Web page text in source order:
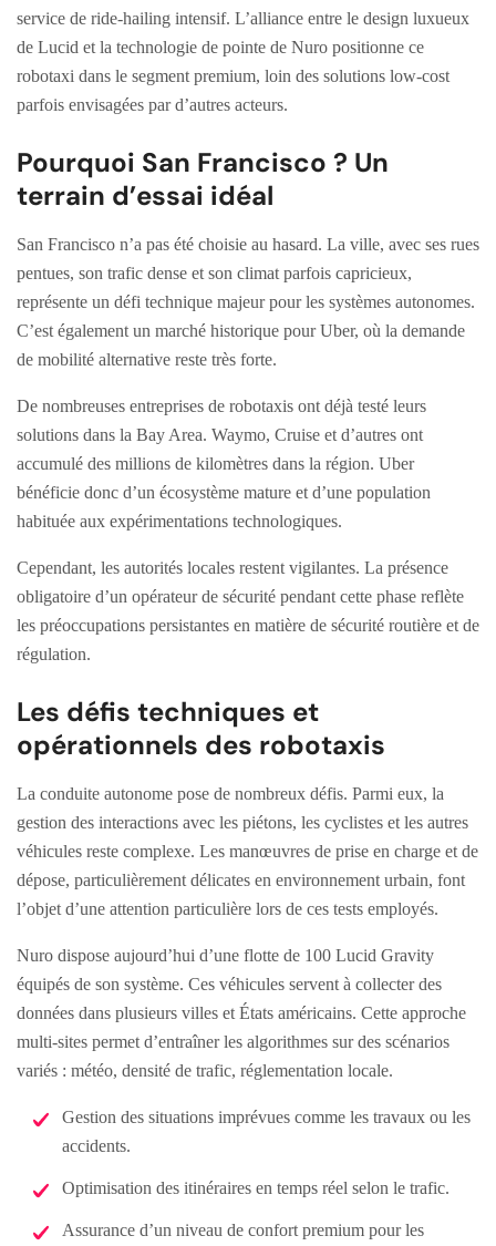
service de ride-hailing intensif. L’alliance entre le design luxueux
de Lucid et la technologie de pointe de Nuro positionne ce
robotaxi dans le segment premium, loin des solutions low-cost
parfois envisagées par d’autres acteurs.
Pourquoi San Francisco ? Un
terrain d’essai idéal
San Francisco n’a pas été choisie au hasard. La ville, avec ses rues
pentues, son trafic dense et son climat parfois capricieux,
représente un défi technique majeur pour les systèmes autonomes.
C’est également un marché historique pour Uber, où la demande
de mobilité alternative reste très forte.
De nombreuses entreprises de robotaxis ont déjà testé leurs
solutions dans la Bay Area. Waymo, Cruise et d’autres ont
accumulé des millions de kilomètres dans la région. Uber
bénéficie donc d’un écosystème mature et d’une population
habituée aux expérimentations technologiques.
Cependant, les autorités locales restent vigilantes. La présence
obligatoire d’un opérateur de sécurité pendant cette phase reflète
les préoccupations persistantes en matière de sécurité routière et de
régulation.
Les défis techniques et
opérationnels des robotaxis
La conduite autonome pose de nombreux défis. Parmi eux, la
gestion des interactions avec les piétons, les cyclistes et les autres
véhicules reste complexe. Les manœuvres de prise en charge et de
dépose, particulièrement délicates en environnement urbain, font
l’objet d’une attention particulière lors de ces tests employés.
Nuro dispose aujourd’hui d’une flotte de 100 Lucid Gravity
équipés de son système. Ces véhicules servent à collecter des
données dans plusieurs villes et États américains. Cette approche
multi-sites permet d’entraîner les algorithmes sur des scénarios
variés : météo, densité de trafic, réglementation locale.
Gestion des situations imprévues comme les travaux ou les
accidents.
Optimisation des itinéraires en temps réel selon le trafic.
Assurance d’un niveau de confort premium pour les